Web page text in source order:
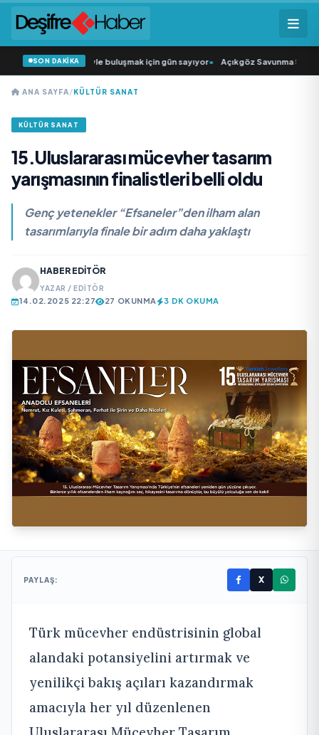
SON DAKİKA
Şarkıcısı” seyircisiyle buluşmak için gün sayıyor• Açıkgöz Savunma Sanayi
ANA SAYFA/KÜLTÜR SANAT
KÜLTÜR SANAT
15.Uluslararası mücevher tasarım
yarışmasının finalistleri belli oldu
Genç yetenekler “Efsaneler”den ilham alan
tasarımlarıyla finale bir adım daha yaklaştı
HABER EDITÖR
YAZAR / EDITÖR
14.02.2025 22:27 27 OKUNMA 3 DK OKUMA
PAYLAŞ: X
Türk mücevher endüstrisinin global
alandaki potansiyelini artırmak ve
yenilikçi bakış açıları kazandırmak
amacıyla her yıl düzenlenen